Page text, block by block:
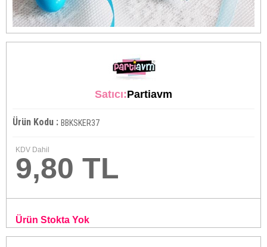
Satıcı:Partiavm
Ürün Kodu : BBKSKER37
KDV Dahil
9,80 TL
Ürün Stokta Yok